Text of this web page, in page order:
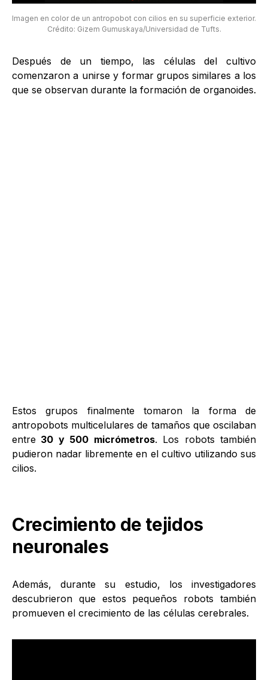
Imagen en color de un antropobot con cilios en su superficie exterior.
Crédito: Gizem Gumuskaya/Universidad de Tufts.
Después de un tiempo, las células del cultivo
comenzaron a unirse y formar grupos similares a los
que se observan durante la formación de organoides.
Estos grupos finalmente tomaron la forma de
antropobots multicelulares de tamaños que oscilaban
entre 30 y 500 micrómetros. Los robots también
pudieron nadar libremente en el cultivo utilizando sus
cilios.
Crecimiento de tejidos
neuronales
Además, durante su estudio, los investigadores
descubrieron que estos pequeños robots también
promueven el crecimiento de las células cerebrales.